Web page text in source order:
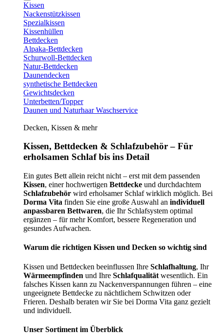
Kissen
Nackenstützkissen
Spezialkissen
Kissenhüllen
Bettdecken
Alpaka-Bettdecken
Schurwoll-Bettdecken
Natur-Bettdecken
Daunendecken
synthetische Bettdecken
Gewichtsdecken
Unterbetten/Topper
Daunen und Naturhaar Waschservice
Decken, Kissen & mehr
Kissen, Bettdecken & Schlafzubehör – Für
erholsamen Schlaf bis ins Detail
Ein gutes Bett allein reicht nicht – erst mit dem passenden
Kissen, einer hochwertigen Bettdecke und durchdachtem
Schlafzubehör wird erholsamer Schlaf wirklich möglich. Bei
Dorma Vita finden Sie eine große Auswahl an individuell
anpassbaren Bettwaren, die Ihr Schlafsystem optimal
ergänzen – für mehr Komfort, bessere Regeneration und
gesundes Aufwachen.
Warum die richtigen Kissen und Decken so wichtig sind
Kissen und Bettdecken beeinflussen Ihre Schlafhaltung, Ihr
Wärmeempfinden und Ihre Schlafqualität wesentlich. Ein
falsches Kissen kann zu Nackenverspannungen führen – eine
ungeeignete Bettdecke zu nächtlichem Schwitzen oder
Frieren. Deshalb beraten wir Sie bei Dorma Vita ganz gezielt
und individuell.
Unser Sortiment im Überblick